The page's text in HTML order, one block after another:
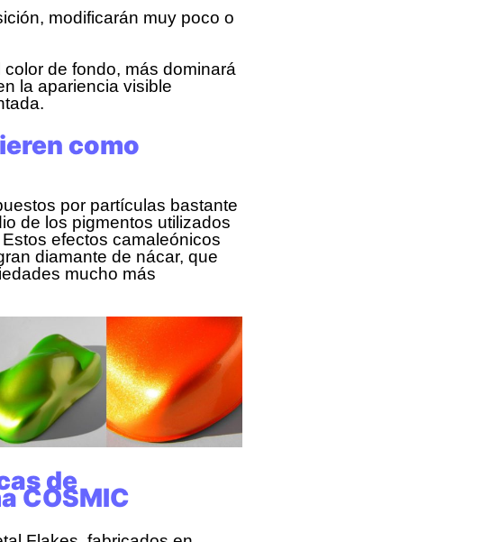
modificarán muy poco o
de fondo, más dominará
la apariencia visible
como
por partículas bastante
de los pigmentos utilizados
efectos camaleónicos
diamante de nácar, que
mucho más
de
COSMIC